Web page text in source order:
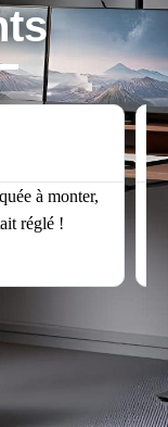
à monter,
réglé !